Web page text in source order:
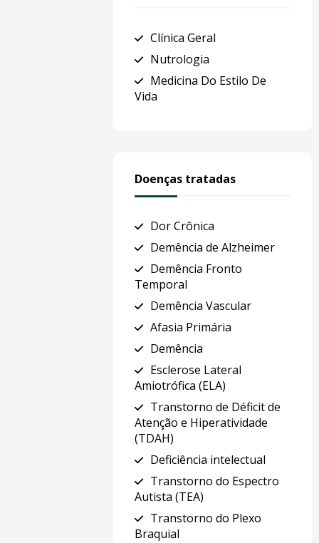
Clínica Geral
Nutrologia
Medicina Do Estilo De
Vida
Doenças tratadas
Dor Crônica
Demência de Alzheimer
Demência Fronto
Temporal
Demência Vascular
Afasia Primária
Demência
Esclerose Lateral
Amiotrófica (ELA)
Transtorno de Déficit de
Atenção e Hiperatividade
(TDAH)
Deficiência intelectual
Transtorno do Espectro
Autista (TEA)
Transtorno do Plexo
Braquial